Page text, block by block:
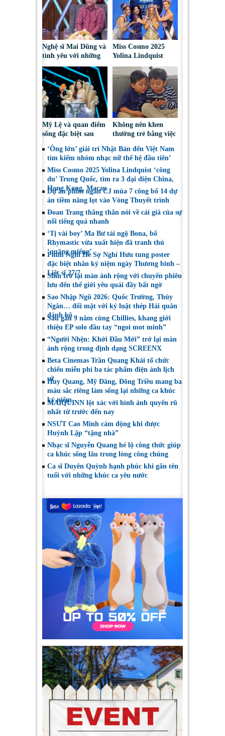
Nghệ sĩ Mai Dũng và
tình yêu với những
Miss Cosmo 2025
Yolina Lindquist
đại diện mới tranh
tài Miss Cosmo 2026
Mỹ Lệ và quan điểm
sống đặc biệt sau
nhiều năm làm nghề
Không nên khen
thưởng trẻ bằng việc
thoại
‘Ông lớn’ giải trí Nhật Bản đến Việt Nam
tìm kiếm nhóm nhạc nữ thế hệ đầu tiên’
Miss Cosmo 2025 Yolina Lindquist ‘công
du’ Trung Quốc, tìm ra 3 đại diện China,
Hong Kong, Macau
Dự án phim ngắn CJ mùa 7 công bố 14 dự
án tiềm năng lọt vào Vòng Thuyết trình
Đoan Trang thẳng thắn nói về cái giá của sự
nổi tiếng quá nhanh
‘Tị vài boy’ Ma Bư tái ngộ Bona, bố
Rhymastic vừa xuất hiện đã tranh thủ
‘quăng miếng’
Phim Nghỉ Hè Sợ Nghỉ Hưu tung poster
đặc biệt nhân kỷ niệm ngày Thương binh –
Liệt sĩ 27/7
Shin trở lại màn ảnh rộng với chuyến phiêu
lưu đến thế giới yêu quái đầy bất ngờ
Sao Nhập Ngũ 2026: Quốc Trường, Thúy
Ngân… đối mặt với kỷ luật thép Hải quân
đánh bộ
Sau gần 9 năm cùng Chillies, khang giới
thiệu EP solo đầu tay “ngoi mot minh”
“Người Nhện: Khởi Đầu Mới” trở lại màn
ảnh rộng trong định dạng SCREENX
Beta Cinemas Trần Quang Khải tổ chức
chiếu miễn phí ba tác phẩm điện ảnh lịch
sử
Huy Quang, Mỹ Đăng, Đông Triều mang ba
màu sắc riêng làm sống lại những ca khúc
kỷ niệm
MAIQUINN lột xác với hình ảnh quyến rũ
nhất từ trước đến nay
NSƯT Cao Minh cảm động khi được
Huỳnh Lập “tặng nhà”
Nhạc sĩ Nguyễn Quang hé lộ công thức giúp
ca khúc sống lâu trong lòng công chúng
Ca sĩ Duyên Quỳnh hạnh phúc khi gắn tên
tuổi với những khúc ca yêu nước